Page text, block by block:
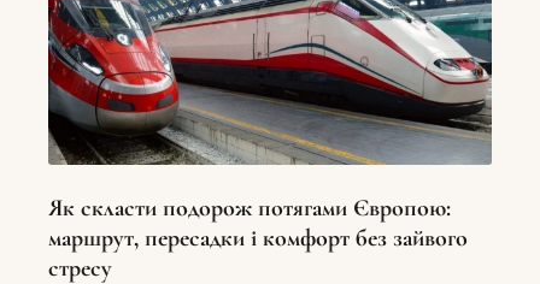
Як скласти подорож потягами Європою:
маршрут, пересадки і комфорт без зайвого
стресу